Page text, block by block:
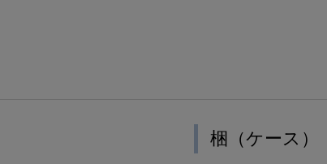
梱（ケース）